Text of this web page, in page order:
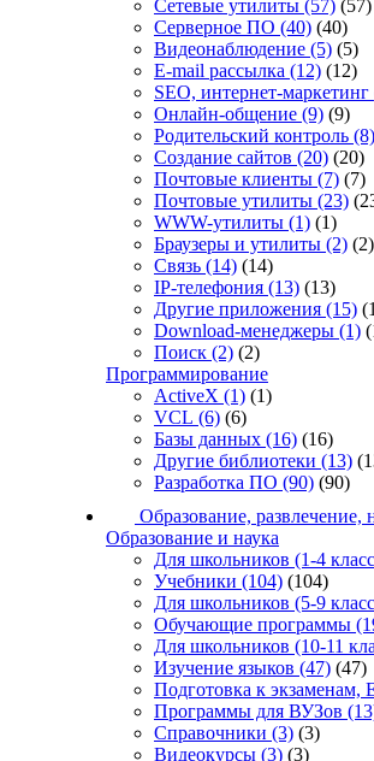
Сетевые утилиты (57) (57)
Серверное ПО (40) (40)
Видеонаблюдение (5) (5)
E-mail рассылка (12) (12)
SEO, интернет-маркетинг
Онлайн-общение (9) (9)
Родительский контроль (8)
Создание сайтов (20) (20)
Почтовые клиенты (7) (7)
Почтовые утилиты (23)
WWW-утилиты (1) (1)
Браузеры и утилиты (2) (2)
Связь (14) (14)
IP-телефония (13) (13)
Другие приложения (15)
Download-менеджеры (1)
Поиск (2) (2)
Программирование
ActiveX (1) (1)
VCL (6) (6)
Базы данных (16) (16)
Другие библиотеки (13)
Разработка ПО (90) (90)
Образование, развлечение,
Образование и наука
Для школьников (1-4
Учебники (104) (104)
Для школьников (5-9
Обучающие программы
Для школьников (10-11
Изучение языков (47) (47)
Подготовка к
Программы для ВУЗов
Справочники (3) (3)
Видеокурсы (3) (3)